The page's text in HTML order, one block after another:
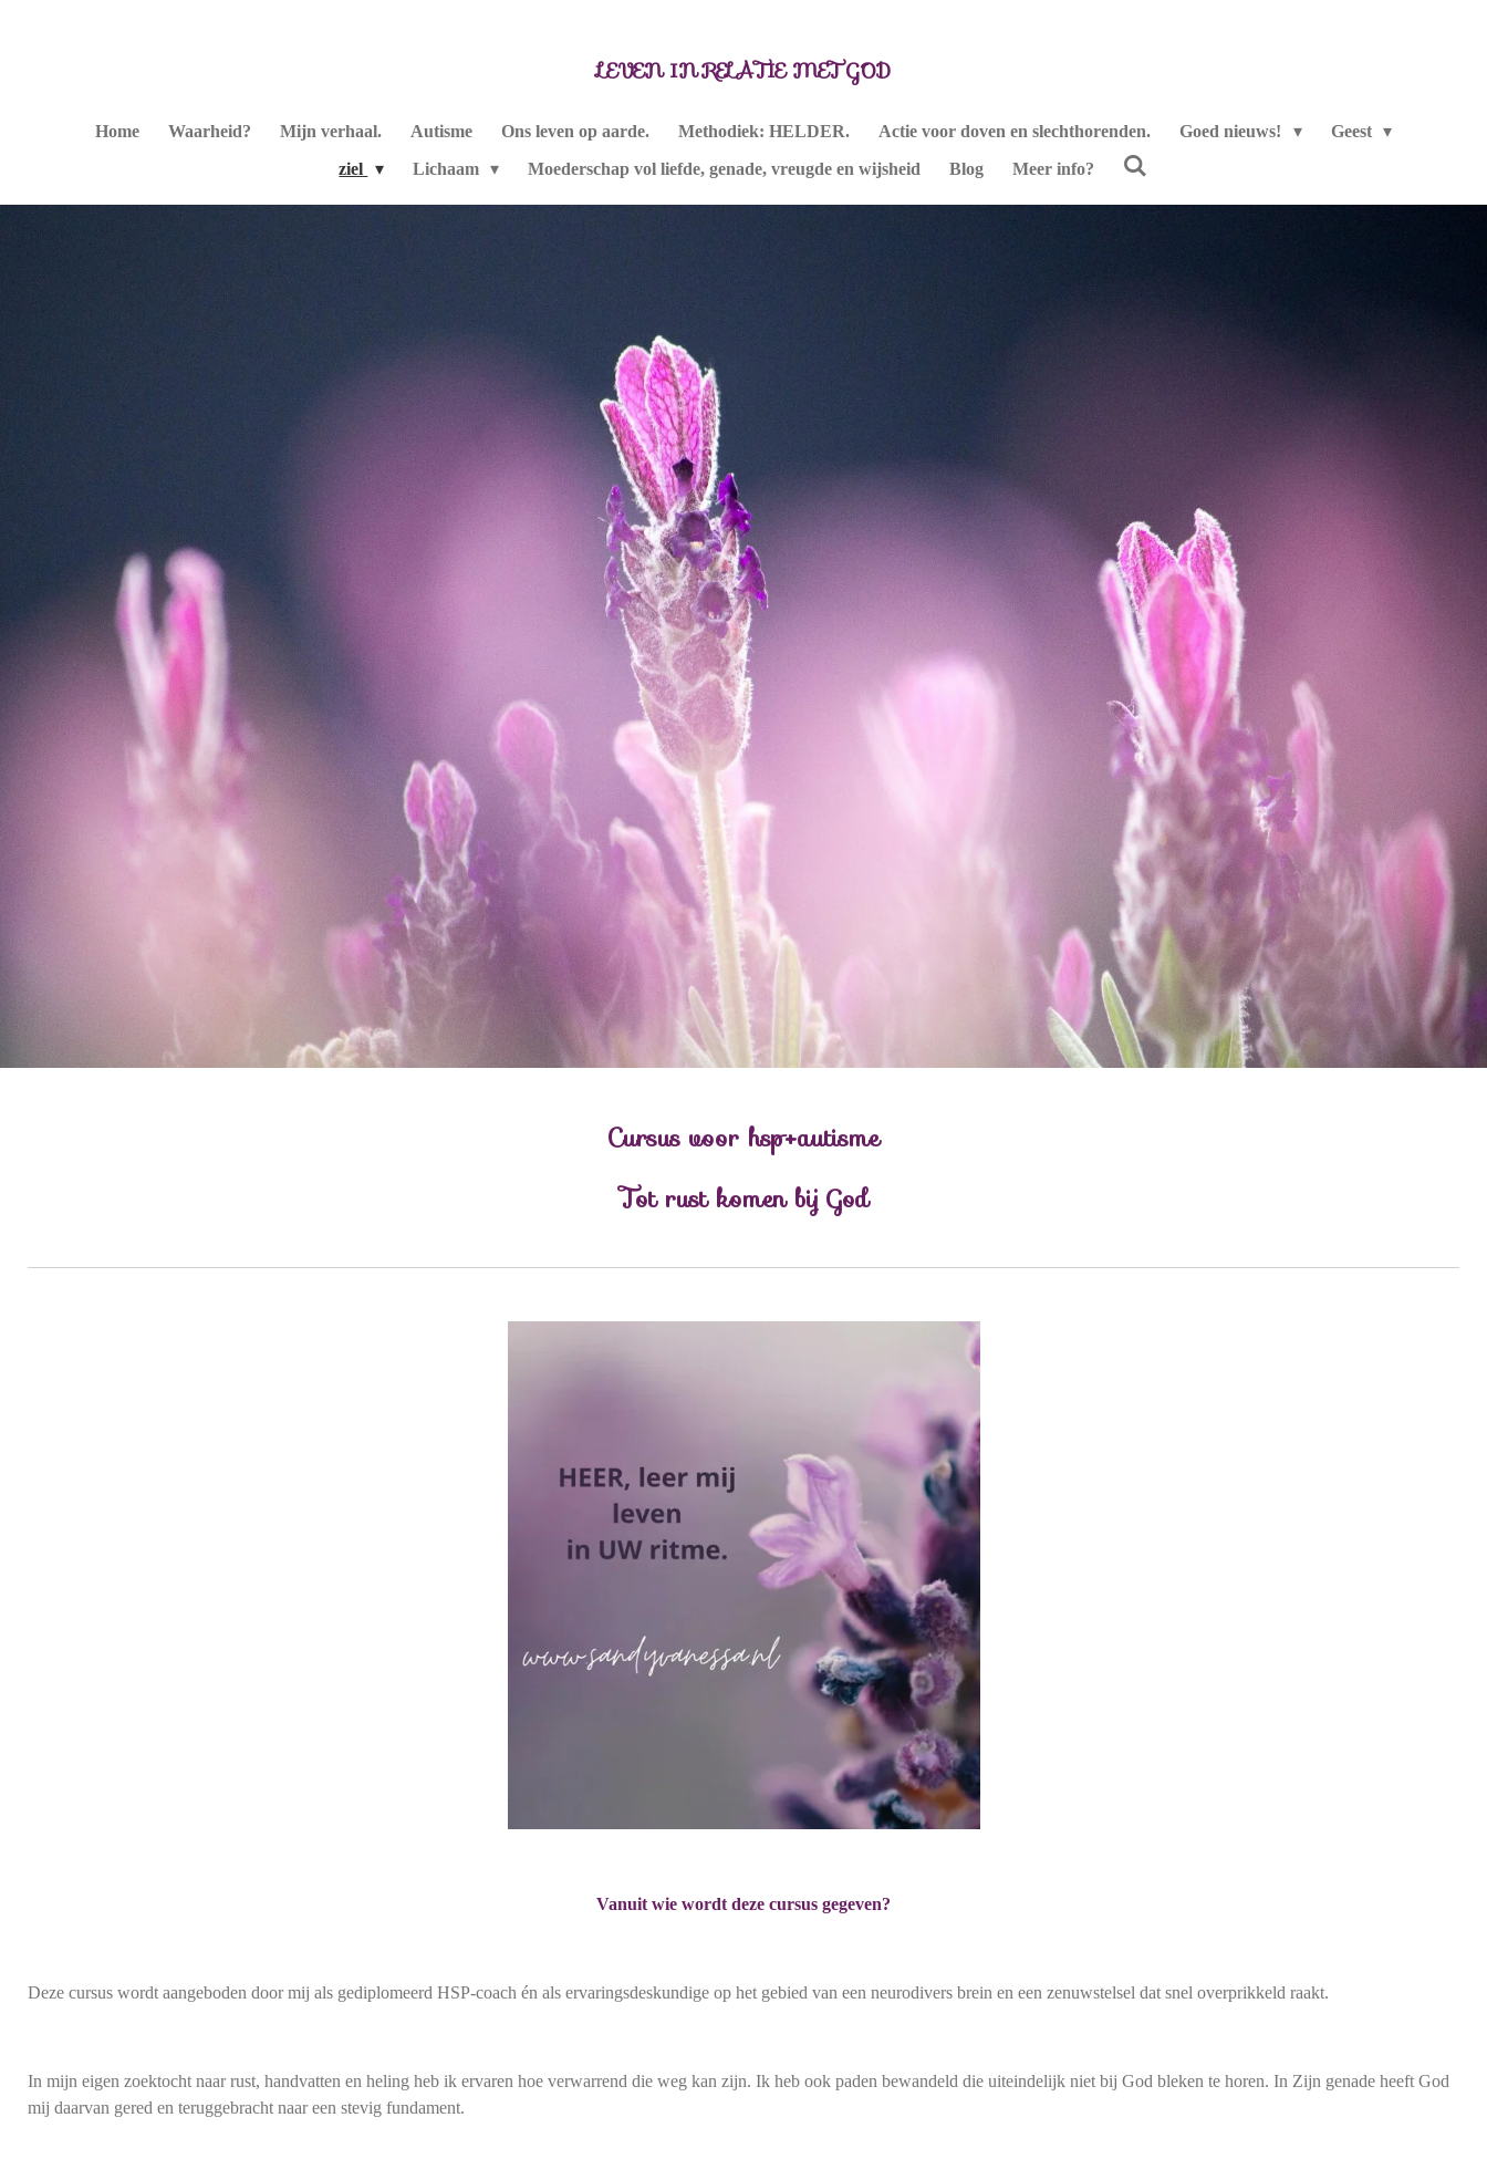
hoofdinhoud
LEVEN IN RELATIE MET GOD
Home Waarheid? Mijn verhaal. Autisme Ons leven op aarde. Methodiek: HELDER. Actie voor doven en slechthorenden. Goed nieuws!
Geest
ziel
Lichaam Moederschap vol liefde, genade, vreugde en wijsheid Blog Meer info?
Cursus voor hsp+autisme
Tot rust komen bij God
Vanuit wie wordt deze cursus gegeven?
Deze cursus wordt aangeboden door mij als gediplomeerd HSP-coach én als ervaringsdeskundige op het gebied van een neurodivers brein en een zenuwstelsel dat snel overprikkeld raakt.
In mijn eigen zoektocht naar rust, handvatten en heling heb ik ervaren hoe verwarrend die weg kan zijn. Ik heb ook paden bewandeld die uiteindelijk niet bij God bleken te horen. In Zijn genade heeft God
mij daarvan gered en teruggebracht naar een stevig fundament.